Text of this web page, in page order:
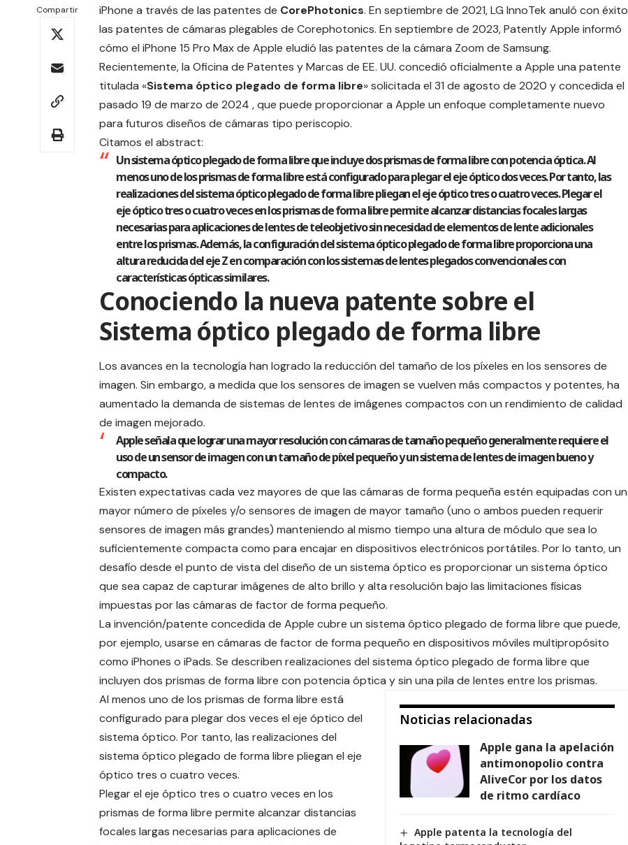
Compartir
iPhone a través de las patentes de CorePhotonics. En septiembre de 2021,LG InnoTek anuló con éxito
las patentes de cámaras plegables de Corephotonics. En septiembre de 2023, Patently Apple informó
cómo el iPhone 15 Pro Max de Apple eludió las patentes de la cámara Zoom de Samsung.
Recientemente, la Oficina de Patentes y Marcas de EE. UU. concedió oficialmente a Apple una patente
titulada «Sistema óptico plegado de forma libre» solicitada el 31 de agosto de 2020 y concedida el
pasado 19 de marzo de 2024 , que puede proporcionar a Apple un enfoque completamente nuevo
para futuros diseños de cámaras tipo periscopio.
Citamos el abstract:
Un sistema óptico plegado de forma libre que incluye dos prismas de forma libre con potencia óptica. Al
menos uno de los prismas de forma libre está configurado para plegar el eje óptico dos veces. Por tanto, las
realizaciones del sistema óptico plegado de forma libre pliegan el eje óptico tres o cuatro veces. Plegar el
eje óptico tres o cuatro veces en los prismas de forma libre permite alcanzar distancias focales largas
necesarias para aplicaciones de lentes de teleobjetivo sin necesidad de elementos de lente adicionales
entre los prismas. Además, la configuración del sistema óptico plegado de forma libre proporciona una
altura reducida del eje Z en comparación con los sistemas de lentes plegados convencionales con
características ópticas similares.
Conociendo la nueva patente sobre el
Sistema óptico plegado de forma libre
Los avances en la tecnología han logrado la reducción del tamaño de los píxeles en los sensores de
imagen. Sin embargo, a medida que los sensores de imagen se vuelven más compactos y potentes, ha
aumentado la demanda de sistemas de lentes de imágenes compactos con un rendimiento de calidad
de imagen mejorado.
Apple señala que lograr una mayor resolución con cámaras de tamaño pequeño generalmente requiere el
uso de un sensor de imagen con un tamaño de píxel pequeño y un sistema de lentes de imagen bueno y
compacto.
Existen expectativas cada vez mayores de que las cámaras de forma pequeña estén equipadas con un
mayor número de píxeles y/o sensores de imagen de mayor tamaño (uno o ambos pueden requerir
sensores de imagen más grandes) manteniendo al mismo tiempo una altura de módulo que sea lo
suficientemente compacta como para encajar en dispositivos electrónicos portátiles. Por lo tanto, un
desafío desde el punto de vista del diseño de un sistema óptico es proporcionar un sistema óptico
que sea capaz de capturar imágenes de alto brillo y alta resolución bajo las limitaciones físicas
impuestas por las cámaras de factor de forma pequeño.
La invención/patente concedida de Apple cubre un sistema óptico plegado de forma libre que puede,
por ejemplo, usarse en cámaras de factor de forma pequeño en dispositivos móviles multipropósito
como iPhones o iPads. Se describen realizaciones del sistema óptico plegado de forma libre que
incluyen dos prismas de forma libre con potencia óptica y sin una pila de lentes entre los prismas.
Noticias relacionadas
Apple gana la apelación
antimonopolio contra
AliveCor por los datos
de ritmo cardíaco
Apple patenta la tecnología del
Al menos uno de los prismas de forma libre está
configurado para plegar dos veces el eje óptico del
sistema óptico. Por tanto, las realizaciones del
sistema óptico plegado de forma libre pliegan el eje
óptico tres o cuatro veces.
Plegar el eje óptico tres o cuatro veces en los
prismas de forma libre permite alcanzar distancias
focales largas necesarias para aplicaciones de